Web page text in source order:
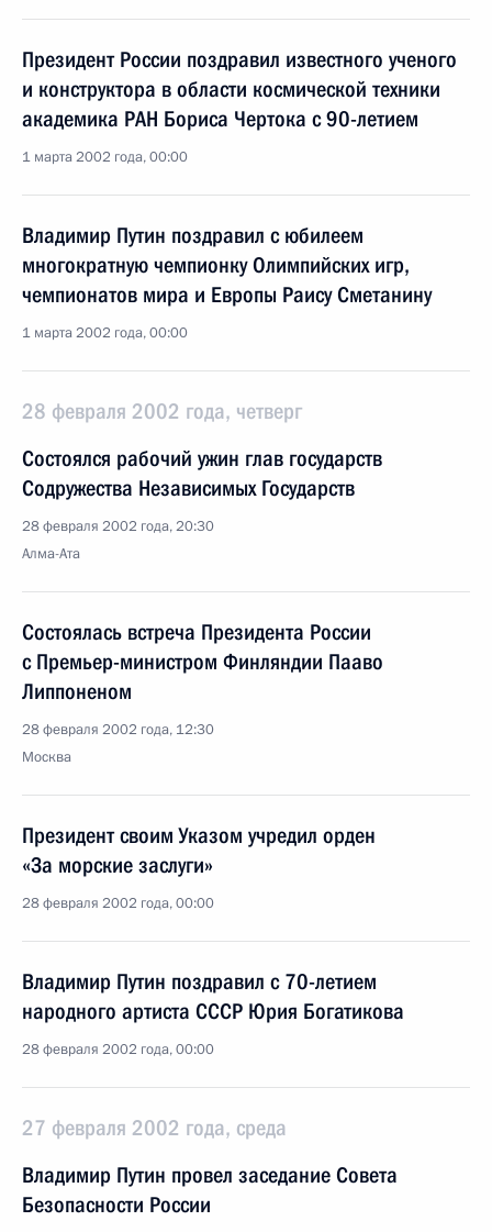
Президент России поздравил известного ученого
и конструктора в области космической техники
академика РАН Бориса Чертока с 90-летием
1 марта 2002 года, 00:00
Владимир Путин поздравил с юбилеем
многократную чемпионку Олимпийских игр,
чемпионатов мира и Европы Раису Сметанину
1 марта 2002 года, 00:00
28 февраля 2002 года, четверг
Состоялся рабочий ужин глав государств
Содружества Независимых Государств
28 февраля 2002 года, 20:30
Алма-Ата
Состоялась встреча Президента России
с Премьер-министром Финляндии Пааво
Липпоненом
28 февраля 2002 года, 12:30
Москва
Президент своим Указом учредил орден
«За морские заслуги»
28 февраля 2002 года, 00:00
Владимир Путин поздравил с 70-летием
народного артиста СССР Юрия Богатикова
28 февраля 2002 года, 00:00
27 февраля 2002 года, среда
Владимир Путин провел заседание Совета
Безопасности России